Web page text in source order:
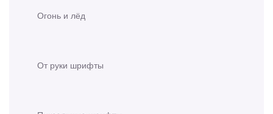
Огонь и лёд
От руки шрифты